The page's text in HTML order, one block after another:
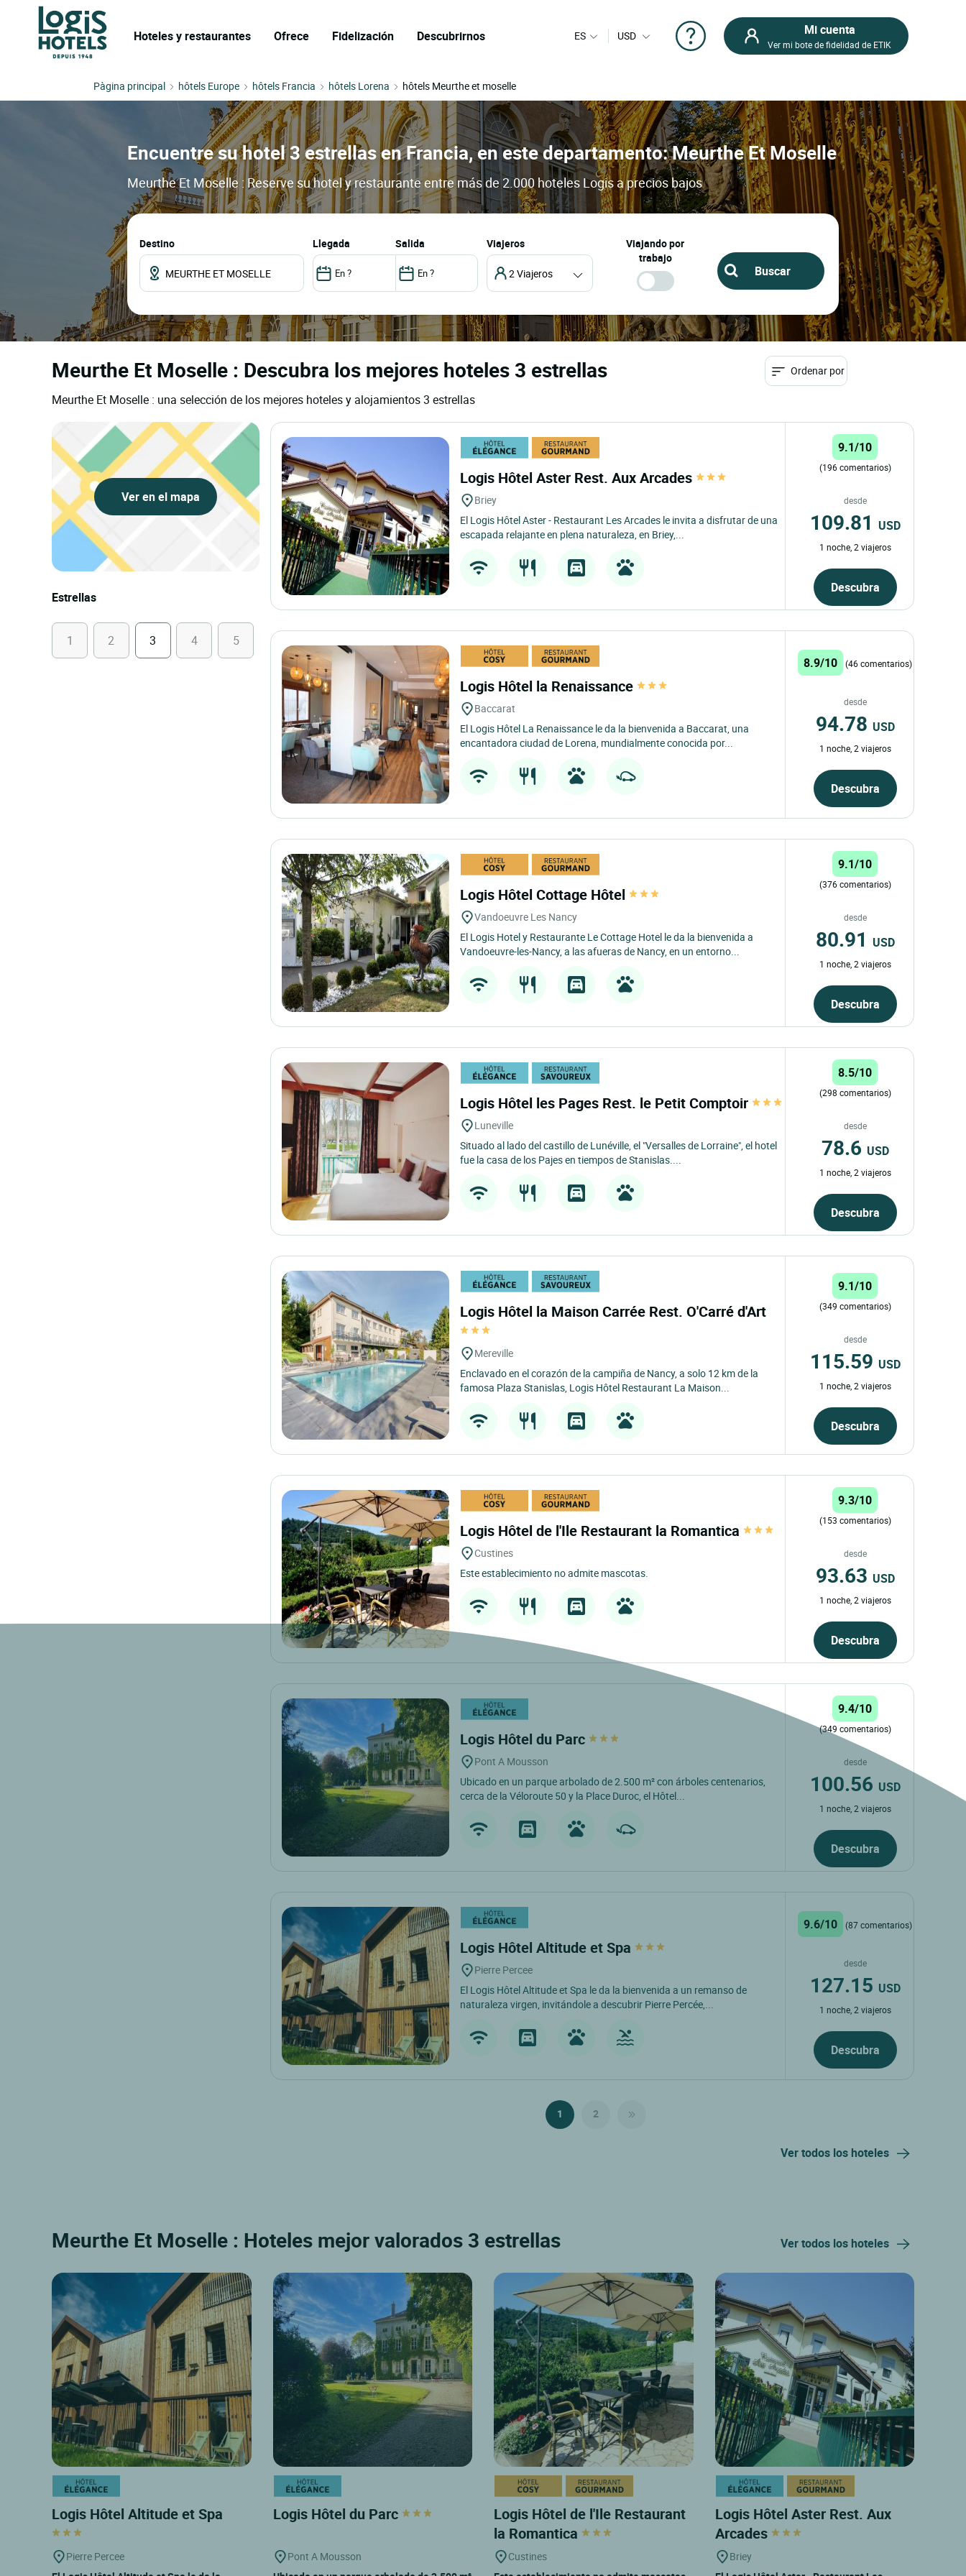
Hoteles y restaurantes Ofrece Fidelización Descubrirnos ES USD Mi cuenta
Ver mi bote de fidelidad de ETIK
Pàgina principal hôtels Europe hôtels Francia hôtels Lorena hôtels Meurthe et moselle
Encuentre su hotel 3 estrellas en Francia, en este departamento: Meurthe Et Moselle
Meurthe Et Moselle : Reserve su hotel y restaurante entre más de 2.000 hoteles Logis a precios bajos
Destino llegada salida Viajeros
2 Viajeros
Viajando por
trabajo
Meurthe Et Moselle : Descubra los mejores hoteles 3 estrellas
Meurthe Et Moselle : una selección de los mejores hoteles y alojamientos 3 estrellas
Ordenar por
Ver en el mapa
Estrellas
1 2 3 4 5
Logis Hôtel Aster Rest. Aux Arcades
Briey
El Logis Hôtel Aster - Restaurant Les Arcades le invita a disfrutar de una
escapada relajante en plena naturaleza, en Briey,...
9.1/10
(196 comentarios)
desde
109.81 USD
1 noche, 2 viajeros
Descubra
Logis Hôtel la Renaissance
Baccarat
El Logis Hôtel La Renaissance le da la bienvenida a Baccarat, una
encantadora ciudad de Lorena, mundialmente conocida por...
8.9/10 (46 comentarios)
desde
94.78 USD
1 noche, 2 viajeros
Descubra
Logis Hôtel Cottage Hôtel
Vandoeuvre Les Nancy
El Logis Hotel y Restaurante Le Cottage Hotel le da la bienvenida a
Vandoeuvre-les-Nancy, a las afueras de Nancy, en un entorno...
9.1/10
(376 comentarios)
desde
80.91 USD
1 noche, 2 viajeros
Descubra
Logis Hôtel les Pages Rest. le Petit Comptoir
Luneville
Situado al lado del castillo de Lunéville, el "Versalles de Lorraine", el hotel
fue la casa de los Pajes en tiempos de Stanislas....
8.5/10
(298 comentarios)
desde
78.6 USD
1 noche, 2 viajeros
Descubra
Logis Hôtel la Maison Carrée Rest. O'Carré d'Art
Mereville
Enclavado en el corazón de la campiña de Nancy, a solo 12 km de la
famosa Plaza Stanislas, Logis Hôtel Restaurant La Maison...
9.1/10
(349 comentarios)
desde
115.59 USD
1 noche, 2 viajeros
Descubra
Logis Hôtel de l'Ile Restaurant la Romantica
Custines
Este establecimiento no admite mascotas.
9.3/10
(153 comentarios)
desde
93.63 USD
1 noche, 2 viajeros
Descubra
Logis Hôtel du Parc
Pont A Mousson
Ubicado en un parque arbolado de 2.500 m² con árboles centenarios,
cerca de la Véloroute 50 y la Place Duroc, el Hôtel...
9.4/10
(349 comentarios)
desde
100.56 USD
1 noche, 2 viajeros
Descubra
Logis Hôtel Altitude et Spa
Pierre Percee
El Logis Hôtel Altitude et Spa le da la bienvenida a un remanso de
naturaleza virgen, invitándole a descubrir Pierre Percée,...
9.6/10 (87 comentarios)
desde
127.15 USD
1 noche, 2 viajeros
Descubra
1 2
Ver todos los hoteles
Meurthe Et Moselle : Hoteles mejor valorados 3 estrellas Ver todos los hoteles
Logis Hôtel Altitude et Spa
Pierre Percee
Logis Hôtel du Parc
Pont A Mousson
Logis Hôtel de l'Ile Restaurant
la Romantica
Custines
Logis Hôtel Aster Rest. Aux
Arcades
Briey